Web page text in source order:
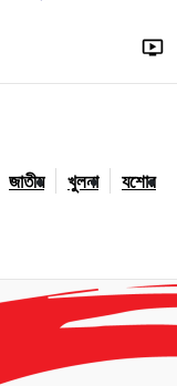
জাতীয় খুলনা যশোর